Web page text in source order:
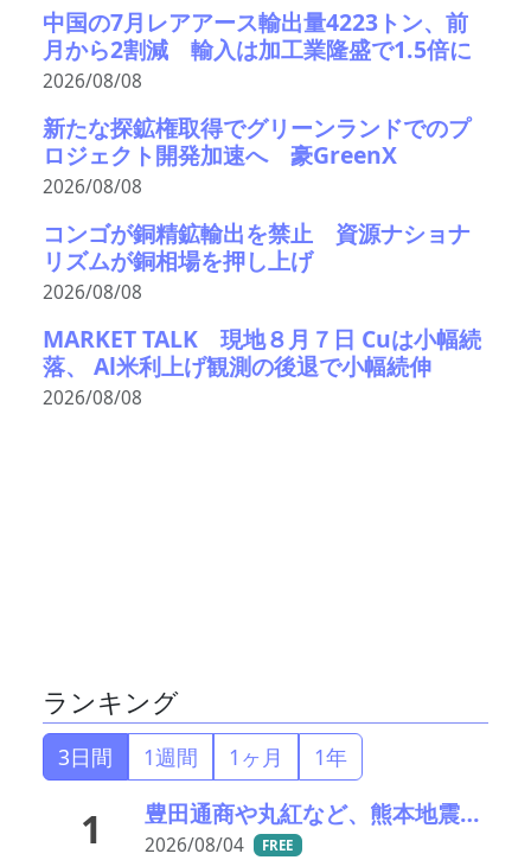
中国の7月レアアース輸出量4223トン、前
月から2割減 輸入は加工業隆盛で1.5倍に
2026/08/08
新たな探鉱権取得でグリーンランドでのプ
ロジェクト開発加速へ 豪GreenX
2026/08/08
コンゴが銅精鉱輸出を禁止 資源ナショナ
リズムが銅相場を押し上げ
2026/08/08
MARKET TALK 現地８月７日 Cuは小幅続
落、 Al米利上げ観測の後退で小幅続伸
2026/08/08
ランキング
3日間 1週間 1ヶ月 1年
1 豊田通商や丸紅など、熊本地震被害に支援・義援金
2026/08/04 FREE